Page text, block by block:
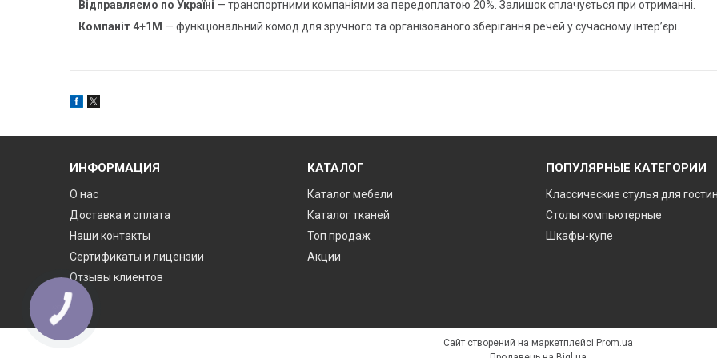
Відправляємо по Україні — транспортними компаніями за передоплатою 20%. Залишок сплачується при отриманні.
Компаніт 4+1М — функціональний комод для зручного та організованого зберігання речей у сучасному інтер’єрі.
ИНФОРМАЦИЯ
О нас
Доставка и оплата
Наши контакты
Сертификаты и лицензии
Отзывы клиентов
КАТАЛОГ
Каталог мебели
Каталог тканей
Топ продаж
Акции
ПОПУЛЯРНЫЕ КАТЕГОРИИ
Классические стулья для
Столы компьютерные
Шкафы-купе
Сайт створений на маркетплейсі Prom.ua